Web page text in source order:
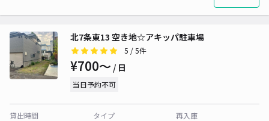
北7条東13 空き地☆アキッパ駐車場
5 / 5件
¥700〜 / 日
当日予約不可
貸出時間
タイプ
再入庫